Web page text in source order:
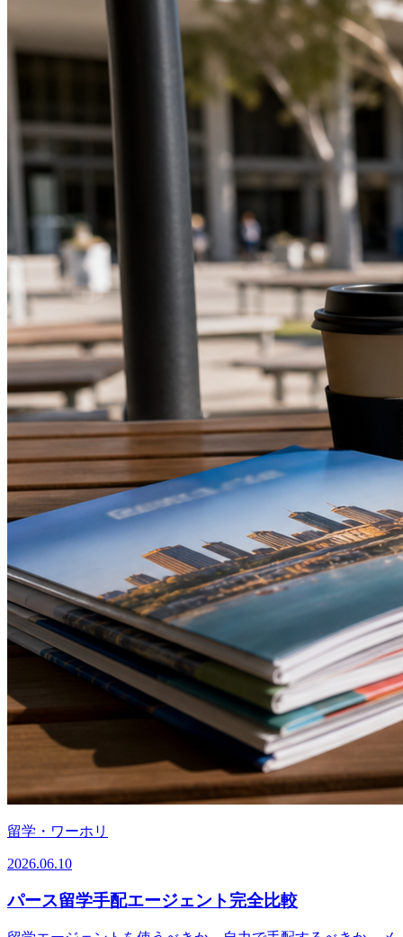
留学・ワーホリ
2026.06.10
パース留学手配エージェント完全比較